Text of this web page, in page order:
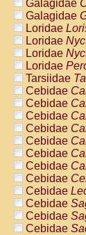
Galagidae
Galagidae
Loridae
Loridae
Loridae
Loridae
Tarsiidae
Cebidae
Cebidae
Cebidae
Cebidae
Cebidae
Cebidae
Cebidae
Cebidae
Cebidae
Cebidae
Cebidae
Cebidae